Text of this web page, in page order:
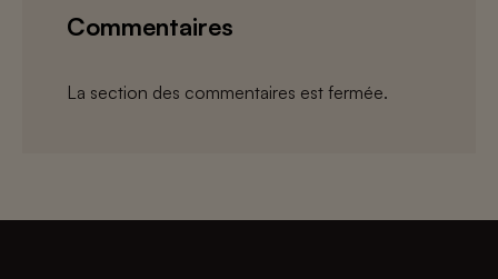
Commentaires
La section des commentaires est fermée.